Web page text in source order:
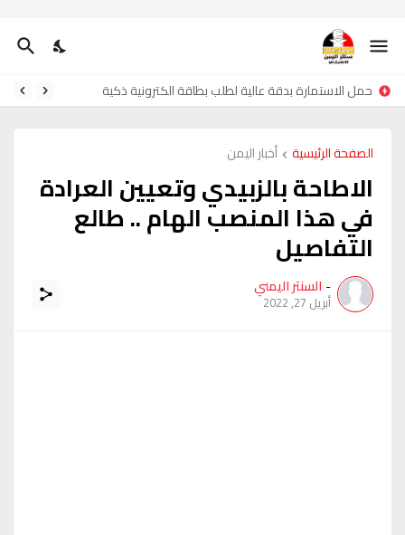
حمل الاستمارة بدقة عالية لطلب بطاقة الكترونية ذكية
الصفحة الرئيسية أخبار اليمن
الاطاحة بالزبيدي وتعيين العرادة
في هذا المنصب الهام .. طالع
التفاصيل
- السنتر اليمني
أبريل 27, 2022